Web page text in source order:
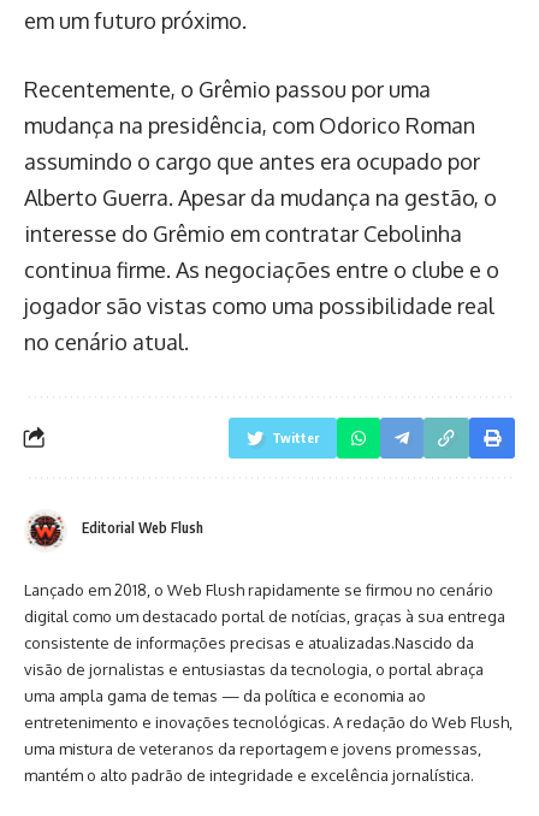
em um futuro próximo.
Recentemente, o Grêmio passou por uma
mudança na presidência, com Odorico Roman
assumindo o cargo que antes era ocupado por
Alberto Guerra. Apesar da mudança na gestão, o
interesse do Grêmio em contratar Cebolinha
continua firme. As negociações entre o clube e o
jogador são vistas como uma possibilidade real
no cenário atual.
Twitter
Editorial Web Flush
Lançado em 2018, o Web Flush rapidamente se firmou no cenário
digital como um destacado portal de notícias, graças à sua entrega
consistente de informações precisas e atualizadas.Nascido da
visão de jornalistas e entusiastas da tecnologia, o portal abraça
uma ampla gama de temas — da política e economia ao
entretenimento e inovações tecnológicas. A redação do Web Flush,
uma mistura de veteranos da reportagem e jovens promessas,
mantém o alto padrão de integridade e excelência jornalística.